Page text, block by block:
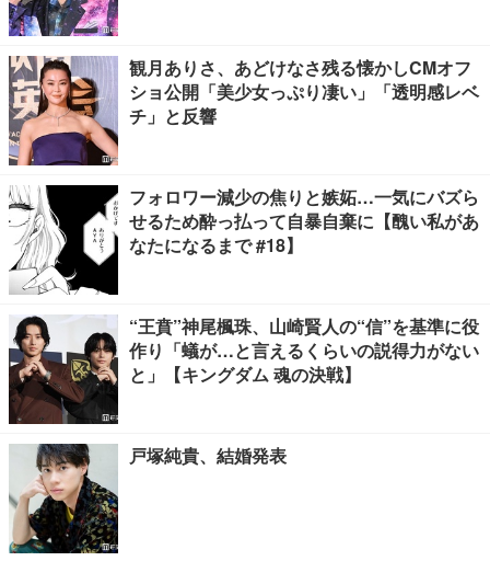
観月ありさ、あどけなさ残る懐かしCMオフ
ショ公開「美少女っぷり凄い」「透明感レベ
チ」と反響
フォロワー減少の焦りと嫉妬…一気にバズら
せるため酔っ払って自暴自棄に【醜い私があ
なたになるまで #18】
“王賁”神尾楓珠、山崎賢人の“信”を基準に役
作り「蟻が…と言えるくらいの説得力がない
と」【キングダム 魂の決戦】
戸塚純貴、結婚発表